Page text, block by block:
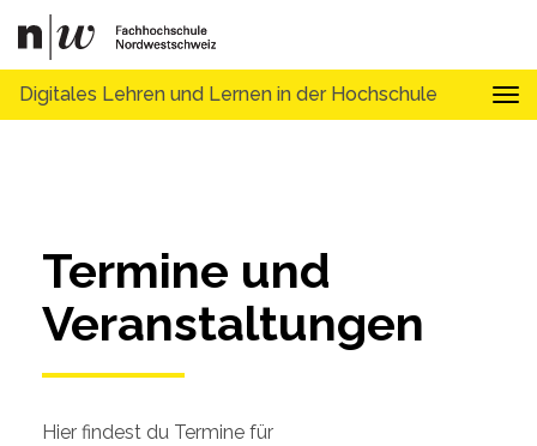
Digitales Lehren und Lernen in der Hochschule
Termine und
Veranstaltungen
Hier findest du Termine für